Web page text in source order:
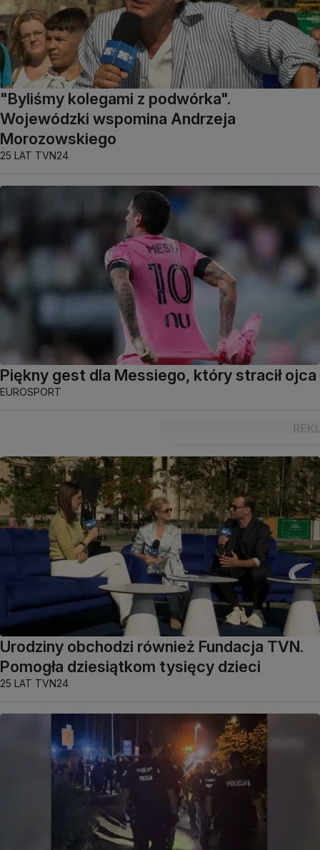
"Byliśmy kolegami z podwórka".
Wojewódzki wspomina Andrzeja
Morozowskiego
25 LAT TVN24
Piękny gest dla Messiego, który stracił ojca
EUROSPORT
Urodziny obchodzi również Fundacja TVN.
Pomogła dziesiątkom tysięcy dzieci
25 LAT TVN24